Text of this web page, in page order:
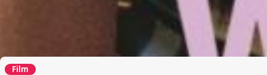
Film